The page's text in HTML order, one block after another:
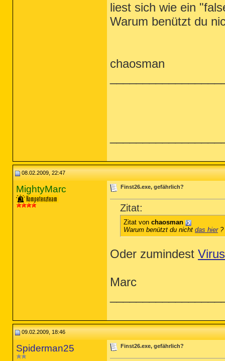
liest sich wie ein
Warum benützt du
chaosman
08.02.2009, 22:47
MightyMarc Finst26.exe, gefährlich?
Zitat:
Zitat von chaosman
Warum benützt du nicht das hier?
Oder zumindest
Marc
09.02.2009, 18:46
Spiderman25 Finst26.exe, gefährlich?